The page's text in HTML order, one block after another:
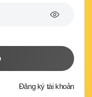
Đăng ký tài khoản